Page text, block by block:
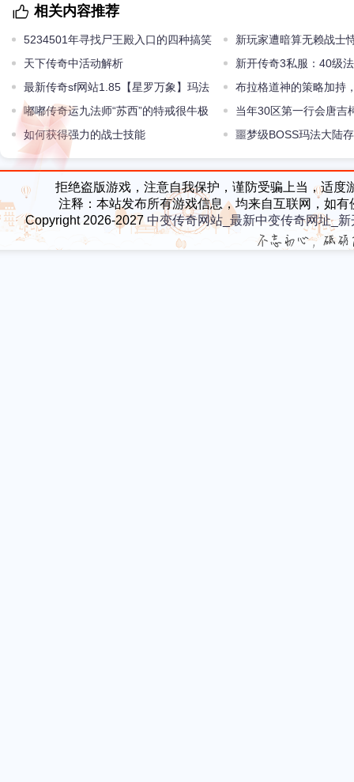
相关内容推荐
5234501年寻找尸王殿入口的四种搞笑
操作老玩家看哭了
新玩家遭暗算无赖战士
演螳螂捕蝉
天下传奇中活动解析
新开传奇3私服：40级
超负载戒指的秘密你知道
最新传奇sf网站1.85【星罗万象】玛法
形势清晰两军各自发力
布拉格道神的策略加持
实力
嘟嘟传奇运九法师“苏西”的特戒很牛极
品沃玛首饰更亮眼
当年30区第一行会唐吉
雄坐镇
如何获得强力的战士技能
噩梦级BOSS玛法大陆
玩家见了都绕道走
拒绝盗版游戏，注意自我保护，谨防受骗上当，适
注释：本站发布所有游戏信息，均来自互联网，如
Copyright 2026-2027 中变传奇网站_最新中变传奇网址_